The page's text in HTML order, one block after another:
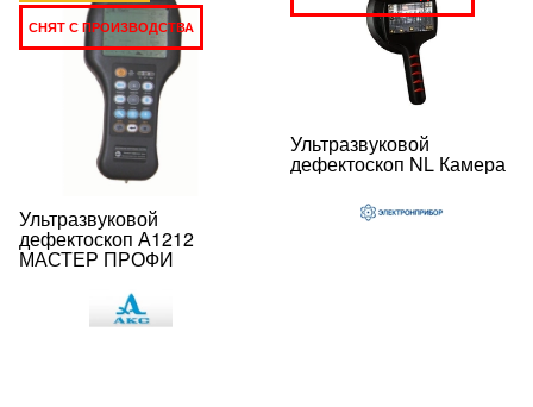
СНЯТ С ПРОИЗВОДСТВА
Ультразвуковой
дефектоскоп А1212
МАСТЕР ПРОФИ
Ультразвуковой
дефектоскоп NL Камера